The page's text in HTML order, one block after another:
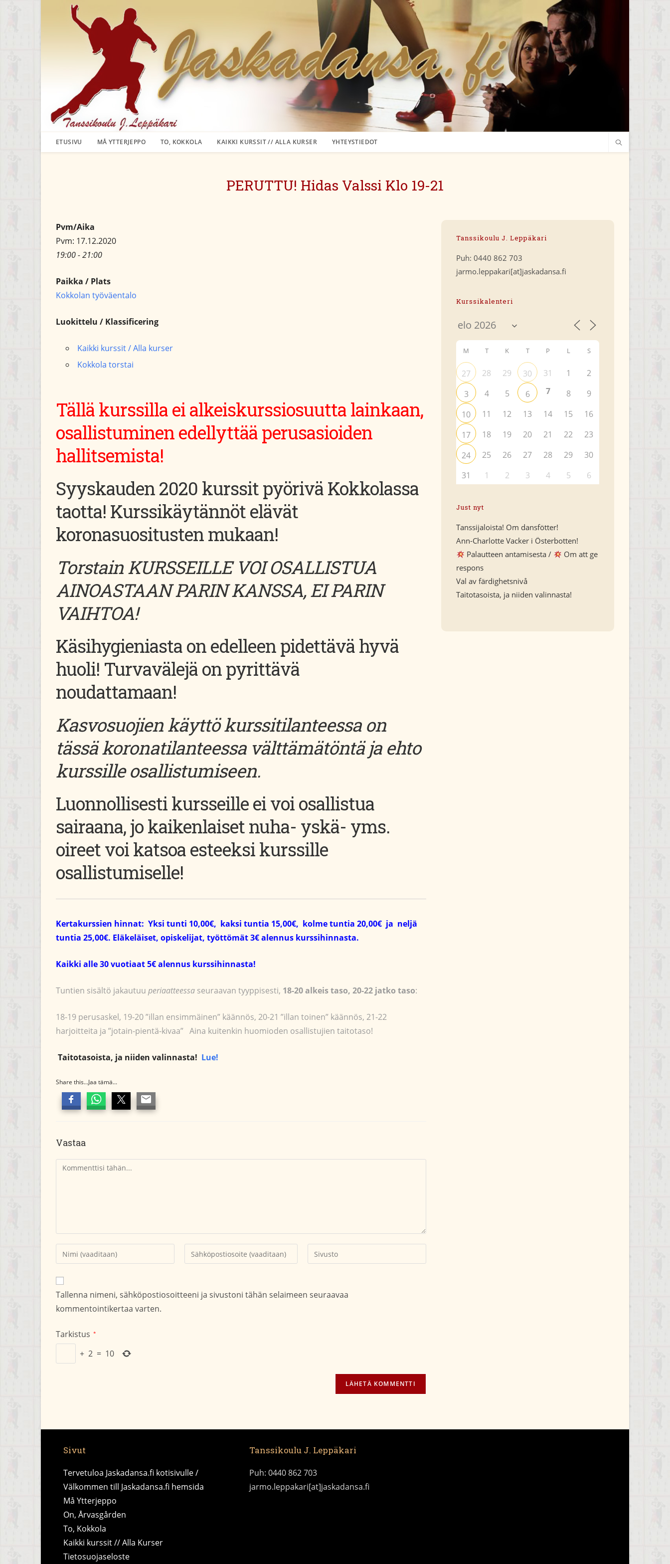
ETUSIVU MÅ YTTERJEPPO TO, KOKKOLA KAIKKI KURSSIT // ALLA KURSER YHTEYSTIEDOT
PERUTTU! Hidas Valssi Klo 19-21
Pvm/Aika
Pvm: 17.12.2020
19:00 - 21:00
Paikka / Plats
Kokkolan työväentalo
Luokittelu / Klassificering
Kaikki kurssit / Alla kurser
Kokkola torstai
Tällä kurssilla ei alkeiskurssiosuutta lainkaan,
osallistuminen edellyttää perusasioiden
hallitsemista!
Syyskauden 2020 kurssit pyörivä Kokkolassa
taotta! Kurssikäytännöt elävät
koronasuositusten mukaan!
Torstain KURSSEILLE VOI OSALLISTUA
AINOASTAAN PARIN KANSSA, EI PARIN
VAIHTOA!
Käsihygieniasta on edelleen pidettävä hyvä
huoli! Turvavälejä on pyrittävä
noudattamaan!
Kasvosuojien käyttö kurssitilanteessa on
tässä koronatilanteessa välttämätöntä ja ehto
kurssille osallistumiseen.
Luonnollisesti kursseille ei voi osallistua
sairaana, jo kaikenlaiset nuha- yskä- yms.
oireet voi katsoa esteeksi kurssille
osallistumiselle!
Kertakurssien hinnat: Yksi tunti 10,00€, kaksi tuntia 15,00€, kolme tuntia 20,00€ ja neljä
tuntia 25,00€. Eläkeläiset, opiskelijat, työttömät 3€ alennus kurssihinnasta.
Kaikki alle 30 vuotiaat 5€ alennus kurssihinnasta!
Tuntien sisältö jakautuu periaatteessa seuraavan tyyppisesti, 18-20 alkeis taso, 20-22 jatko taso:
18-19 perusaskel, 19-20 ”illan ensimmäinen” käännös, 20-21 ”illan toinen” käännös, 21-22
harjoitteita ja ”jotain-pientä-kivaa” Aina kuitenkin huomioden osallistujien taitotaso!
Taitotasoista, ja niiden valinnasta! Lue!
Share this...Jaa tämä...
Vastaa
Kommentti
Kirjoita
nimesi
tai
käyttäjätunnuksesi
kommentoidaksesi
Kirjoita
sähköpostiosoitteesi
Kirjoita
sivustosi
(valinnainen)
Tallenna nimeni, sähköpostiosoitteeni ja sivustoni tähän selaimeen seuraavaa
kommentointikertaa varten.
Tarkistus *
+ 2 = 10
Tanssikoulu J. Leppäkari
Puh: 0440 862 703
jarmo.leppakari[at]jaskadansa.fi
Kurssikalenteri
M T K T P L S
27 28 29 30 31 1
2
3
4 5 6 7 8
9
10
11 12 13 14 15
16
17
18 19 20 21 22
23
24
25 26 27 28 29
30
31
1 2 3 4 5 6
Just nyt
Tanssijaloista! Om dansfötter!
Ann-Charlotte Vacker i Österbotten!
Palautteen antamisesta /
Om att ge
respons
Val av färdighetsnivå
Taitotasoista, ja niiden valinnasta!
Sivut
Tervetuloa Jaskadansa.fi kotisivulle /
Välkommen till Jaskadansa.fi hemsida
Må Ytterjeppo
On, Årvasgården
To, Kokkola
Kaikki kurssit // Alla Kurser
Tietosuojaseloste
Tanssikoulu J. Leppäkari
Puh: 0440 862 703
jarmo.leppakari[at]jaskadansa.fi